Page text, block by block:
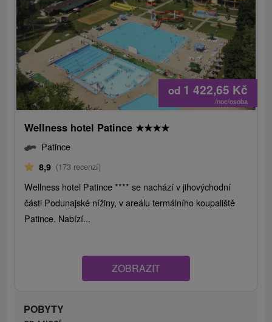
od 1 422,65 Kč
/noc/osoba
Wellness hotel Patince ★★★★
Patince
8,9 (173 recenzí)
Wellness hotel Patince **** se nachází v jihovýchodní
části Podunajské nížiny, v areálu termálního koupaliště
Patince. Nabízí...
ZOBRAZIT
POBYTY